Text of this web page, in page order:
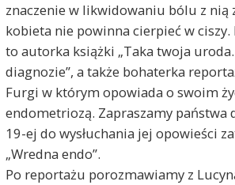
znaczenie w likwidowaniu bólu z nią
kobieta nie powinna cierpieć w
to autorka książki „Taka twoja
diagnozie”, a także bohaterka
Furgi w którym opowiada o swoim
endometriozą. Zapraszamy państwa
19-ej do wysłuchania jej opowieści
„Wredna endo”.
Po reportażu porozmawiamy z